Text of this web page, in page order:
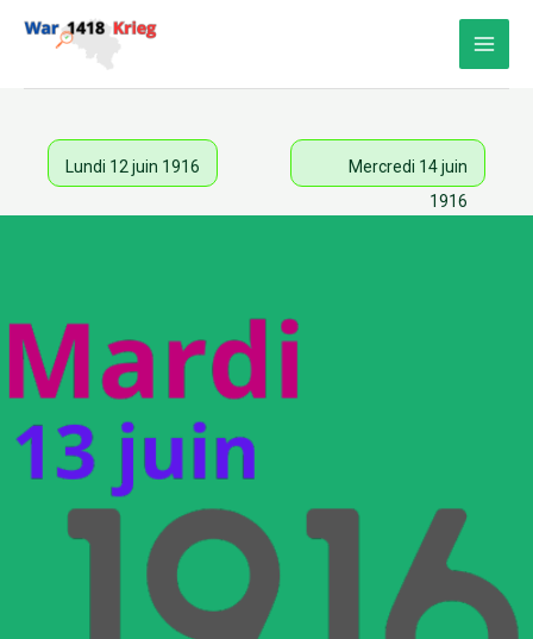
Lundi 12 juin 1916
Mercredi 14 juin
1916